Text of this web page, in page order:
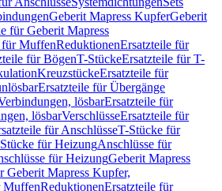
Geberit Mapress KupferGeberit
für Geberit Mapress
für MuffenReduktionenErsatzteile für
für BögenT-StückeErsatzteile für T-
KreuzstückeErsatzteile für
Ersatzteile für Übergänge
lösbarErsatzteile für
lösbarVerschlüsseErsatzteile für
für AnschlüsseT-Stücke für
für HeizungAnschlüsse für
für HeizungGeberit Mapress
Geberit Mapress Kupfer,
MuffenReduktionenErsatzteile für